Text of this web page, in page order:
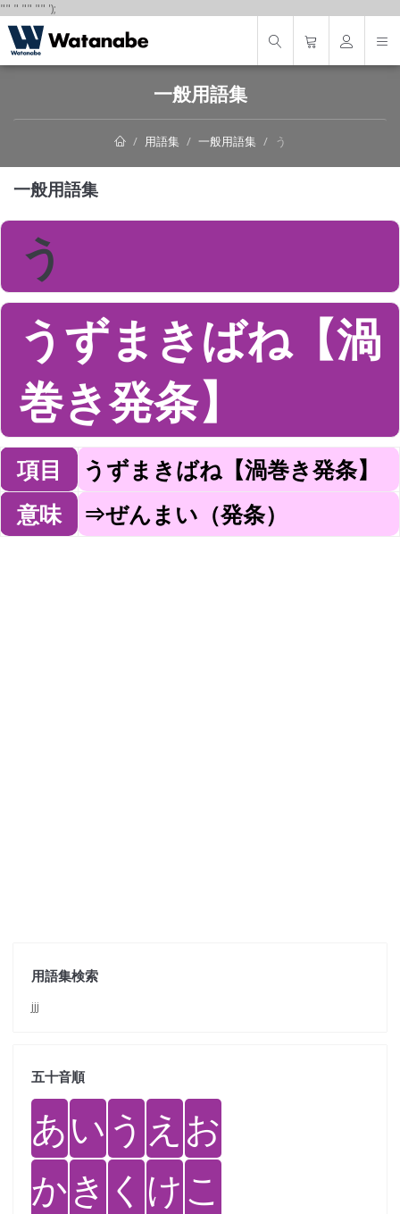
"" " "" "" ');
一般用語集
用語集 一般用語集 う
一般用語集
う
うずまきばね【渦
巻き発条】
項目
うずまきばね【渦巻き発条】
意味
⇒ぜんまい（発条）
用語集検索
jjj
五十音順
あい う え お
かき く けこ